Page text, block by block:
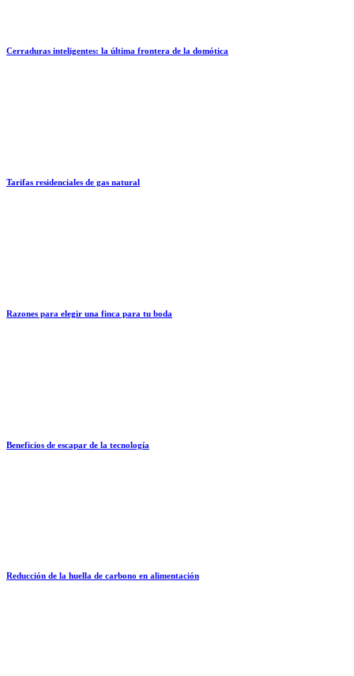
Cerraduras inteligentes: la última frontera de la domótica
Tarifas residenciales de gas natural
Razones para elegir una finca para tu boda
Beneficios de escapar de la tecnología
Reducción de la huella de carbono en alimentación